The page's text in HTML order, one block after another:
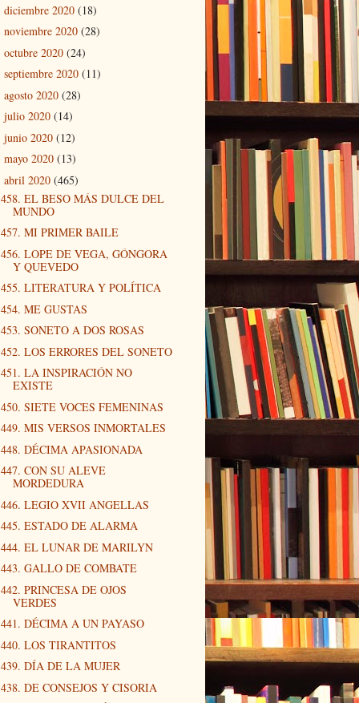
diciembre 2020 (18)
noviembre 2020 (28)
octubre 2020 (24)
septiembre 2020 (11)
agosto 2020 (28)
julio 2020 (14)
junio 2020 (12)
mayo 2020 (13)
abril 2020 (465)
458. EL BESO MÁS DULCE DEL
MUNDO
457. MI PRIMER BAILE
456. LOPE DE VEGA, GÓNGORA
Y QUEVEDO
455. LITERATURA Y POLÍTICA
454. ME GUSTAS
453. SONETO A DOS ROSAS
452. LOS ERRORES DEL SONETO
451. LA INSPIRACIÓN NO
EXISTE
450. SIETE VOCES FEMENINAS
449. MIS VERSOS INMORTALES
448. DÉCIMA APASIONADA
447. CON SU ALEVE
MORDEDURA
446. LEGIO XVII ANGELLAS
445. ESTADO DE ALARMA
444. EL LUNAR DE MARILYN
443. GALLO DE COMBATE
442. PRINCESA DE OJOS
VERDES
441. DÉCIMA A UN PAYASO
440. LOS TIRANTITOS
439. DÍA DE LA MUJER
438. DE CONSEJOS Y CISORIA